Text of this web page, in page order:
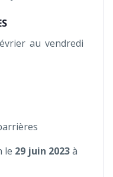
au vendredi
le 29 juin 2023à